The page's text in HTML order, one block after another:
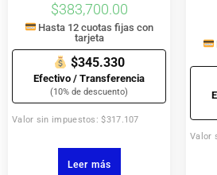
$383,700.00
Hasta 12 cuotas fijas con
tarjeta
$345.330
Efectivo / Transferencia
(10% de descuento)
Valor sin impuestos: $317.107
Leer más
Valor